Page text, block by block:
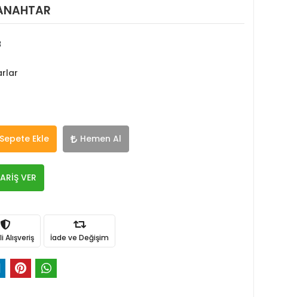
Sepete Ekle Hemen Al
VER
Alışveriş İade ve Değişim